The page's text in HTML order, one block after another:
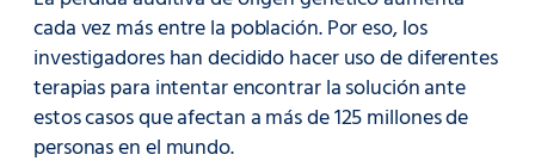
cada vez más entre la población. Por eso, los
investigadores han decidido hacer uso de diferentes
terapias para intentar encontrar la solución ante
estos casos que afectan a más de 125 millones de
personas en el mundo.